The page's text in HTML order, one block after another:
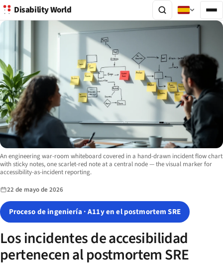
Disability World
Image description:
An engineering war-room whiteboard covered in a hand-drawn incident flow chart
with sticky notes, one scarlet-red note at a central node — the visual marker for
accessibility-as-incident reporting.
22 de mayo de 2026
Proceso de ingeniería · A11y en el postmortem SRE
Los incidentes de accesibilidad
pertenecen al postmortem SRE